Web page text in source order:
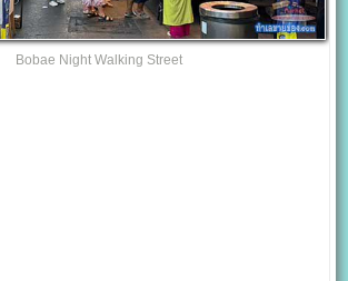
Bobae Night Walking Street